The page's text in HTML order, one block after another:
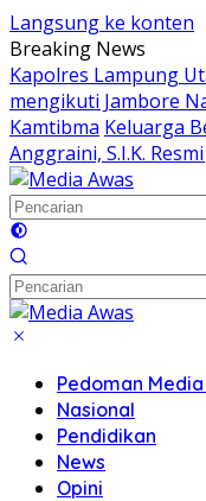
Langsung ke konten
Breaking News
Kapolres Lampung
mengikuti Jambore
Kamtibma Keluarga
Anggraini, S.I.K.
Pedoman
Nasional
Pendidikan
News
Opini